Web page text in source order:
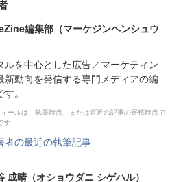
編集部（マーケジンヘンシュウ
ルを中心とした広告／マーケティン
新動向を発信する専門メディアの編
。
ールは、執筆時点、または直近の記事の寄稿時点で
す
者の最近の執筆記事
成晴（オショウダニ シゲハル）